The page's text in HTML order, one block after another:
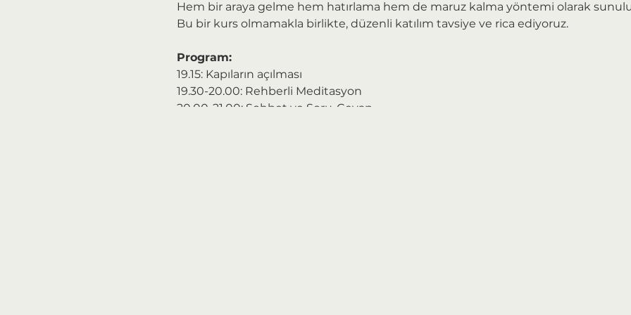
Hem bir araya gelme hem hatırlama hem de maruz kalma yöntemi olarak
Bu bir kurs olmamakla birlikte, düzenli katılım tavsiye ve rica ediyoruz.
Program:
19.15: Kapıların açılması
19.30-20.00: Rehberli Meditasyon
20.00-21.00: Sohbet ve Soru-Cevap